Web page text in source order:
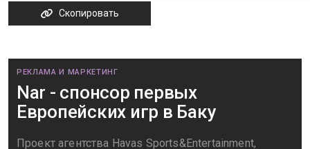
Скопировать
РЕКЛАМА И МАРКЕТИНГ
Nar - спонсор первых
Европейских игр в Баку
Проект агентства Havas Sports&Entertainment,